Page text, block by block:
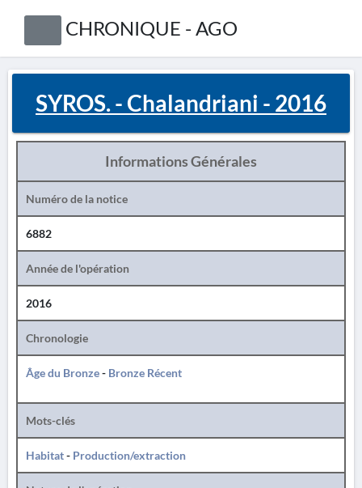
CHRONIQUE - AGO
SYROS. - Chalandriani - 2016
Informations Générales
Numéro de la notice
6882
Année de l'opération
2016
Chronologie
Âge du Bronze- Bronze Récent
Mots-clés
Habitat- Production/extraction